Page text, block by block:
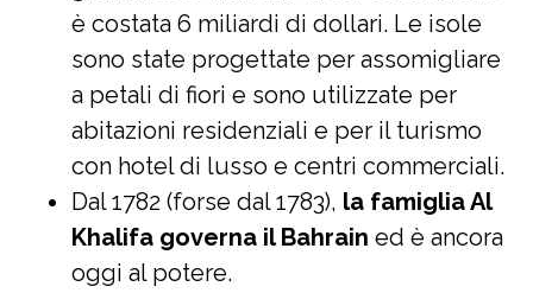
è costata 6 miliardi di dollari. Le isole
sono state progettate per assomigliare
a petali di fiori e sono utilizzate per
abitazioni residenziali e per il turismo
con hotel di lusso e centri commerciali.
Dal 1782 (forse dal 1783), la famiglia Al
Khalifa governa il Bahrain ed è ancora
oggi al potere.